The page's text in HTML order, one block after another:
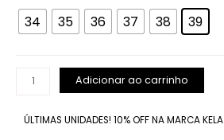
34 35 36 37 38 39
Adicionar ao carrinho
ÚLTIMAS UNIDADES! 10% OFF NA MARCA KELA